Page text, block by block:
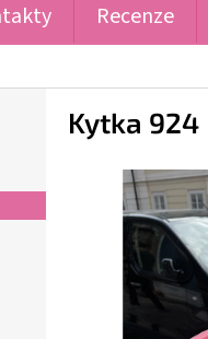
Recenze
Kytka 924